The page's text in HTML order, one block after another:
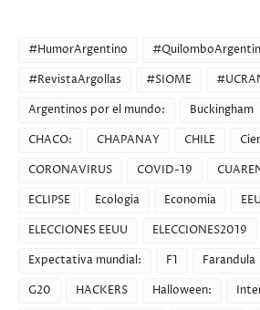
#HumorArgentino
#RevistaArgollas
#SIOME
Argentinos por el mundo:
Buckingham
CHACO:
CHAPANAY CHILE
CORONAVIRUS
COVID-19
ECLIPSE
Ecologia Economia
ELECCIONES EEUU
ELECCIONES2019
Expectativa mundial:
F1 Farandula
G20
HACKERS Halloween: